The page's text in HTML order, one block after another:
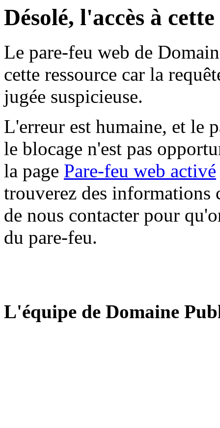
Désolé, l'accès à
Le pare-feu web de
cette ressource car la
jugée suspicieuse.
L'erreur est humaine, et le
le blocage n'est pas
la page Pare-feu web activé
trouverez des informations
de nous contacter pour
du pare-feu.
L'équipe de Domaine